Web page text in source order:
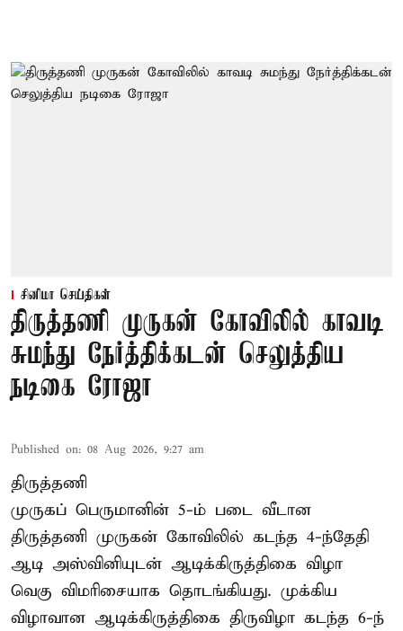
சினிமா செய்திகள்
திருத்தணி முருகன் கோவிலில் காவடி
சுமந்து நேர்த்திக்கடன் செலுத்திய
நடிகை ரோஜா
Published on: 08 Aug 2026, 9:27 am
திருத்தணி
முருகப் பெருமானின் 5-ம் படை வீடான
திருத்தணி முருகன் கோவிலில் கடந்த 4-ந்தேதி
ஆடி அஸ்வினியுடன் ஆடிக்கிருத்திகை விழா
வெகு விமரிசையாக தொடங்கியது. முக்கிய
விழாவான ஆடிக்கிருத்திகை திருவிழா கடந்த 6-ந்